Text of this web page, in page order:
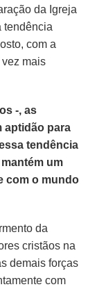
da Igreja
tendência
com a
mais
-, as
aptidão para
tendência
um
com o mundo
da
cristãos na
demais forças
com